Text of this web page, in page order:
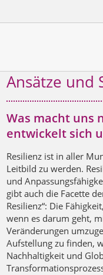
Ansätze und
Was macht uns
entwickelt sich
Resilienz ist in aller
Leitbild zu werden.
und
gibt auch die Facette
Resilienz“: Die
wenn es darum geht,
Veränderungen
Aufstellung zu finden,
Nachhaltigkeit und